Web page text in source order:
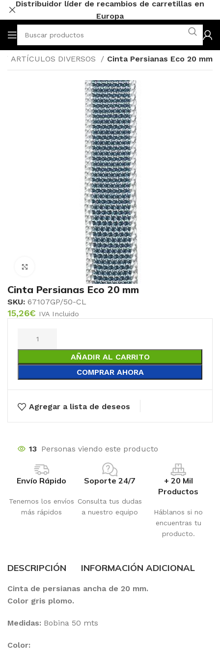
ARTÍCULOS DIVERSOS Cinta Persianas Eco 20 mm
Click to enlarge
Cinta Persianas Eco 20 mm
SKU: 67107GP/50-CL
15,26€ IVA Incluido
AÑADIR AL CARRITO
COMPRAR AHORA
Agregar a lista de deseos
13 Personas viendo este producto
Envío Rápido
Tenemos los envíos
más rápidos
Soporte 24/7
Consulta tus dudas
a nuestro equipo
+ 20 Mil
Productos
Háblanos si no
encuentras tu
producto.
DESCRIPCIÓN INFORMACIÓN ADICIONAL
Cinta de persianas ancha de 20 mm.
Color gris plomo.
Medidas: Bobina 50 mts
Color:
Distribuidor líder de recambios de carretillas en
Europa